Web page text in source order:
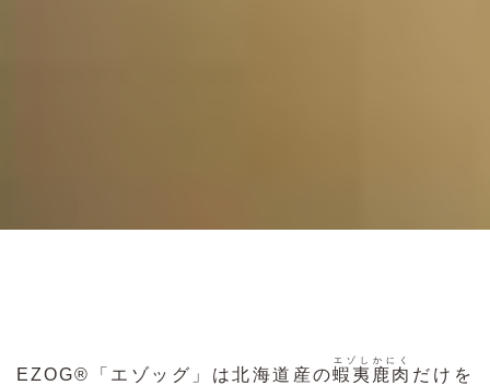
EZOG®「エゾッグ」は北海道産の蝦夷鹿肉
エゾしかにく
だけを